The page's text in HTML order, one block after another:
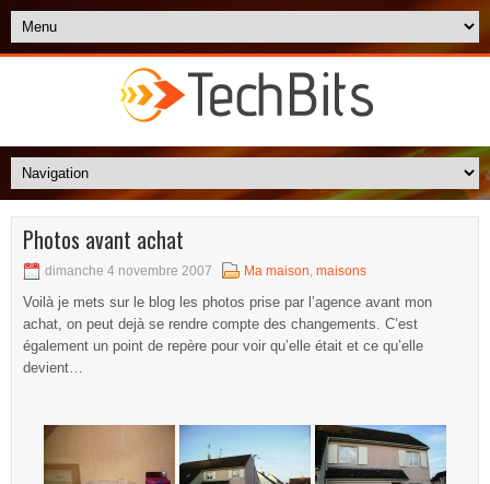
Photos avant achat
dimanche 4 novembre 2007 Ma maison, maisons
Voilà je mets sur le blog les photos prise par l’agence avant mon
achat, on peut dejà se rendre compte des changements. C’est
également un point de repère pour voir qu’elle était et ce qu’elle
devient…